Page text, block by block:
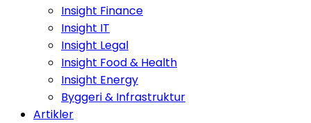
Insight Finance
Insight IT
Insight Legal
Insight Food & Health
Insight Energy
Byggeri & Infrastruktur
Artikler